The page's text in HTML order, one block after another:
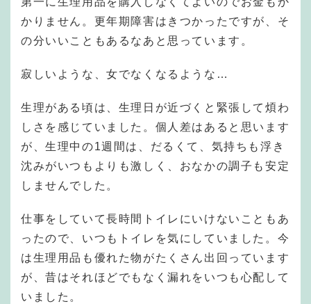
かりません。更年期障害はきつかったですが、そ
の分いいこともあるなあと思っています。
寂しいような、女でなくなるような…
生理がある頃は、生理日が近づくと緊張して煩わ
しさを感じていました。個人差はあると思います
が、生理中の1週間は、だるくて、気持ちも浮き
沈みがいつもよりも激しく、おなかの調子も安定
しませんでした。
仕事をしていて長時間トイレにいけないこともあ
ったので、いつもトイレを気にしていました。今
は生理用品も優れた物がたくさん出回っています
が、昔はそれほどでもなく漏れをいつも心配して
いました。